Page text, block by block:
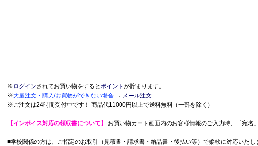
※ ログインされてお買い物をするとポイント が貯まります。
※大量注文・購入/お買物ができない場合 → メール注文
※ご注文は24時間受付中です！ 商品代11000円以上で送料無料（一部を除く）
【インボイス対応の領収書について】 お買い物カート画面内のお客様情報のご入力時、「宛名
■学校関係の方は、ご指定のお取引（見積書・請求書・納品書・後払い等）で柔軟に対応いたし